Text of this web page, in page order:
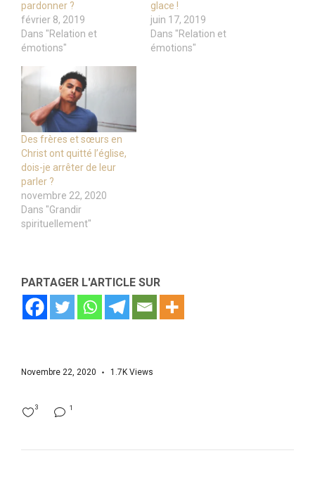
pardonner ?
février 8, 2019
Dans "Relation et
émotions"
glace !
juin 17, 2019
Dans "Relation et
émotions"
Des frères et sœurs en
Christ ont quitté l’église,
dois-je arrêter de leur
parler ?
novembre 22, 2020
Dans "Grandir
spirituellement"
PARTAGER L'ARTICLE SUR
Novembre 22, 2020 1.7K Views
1
3